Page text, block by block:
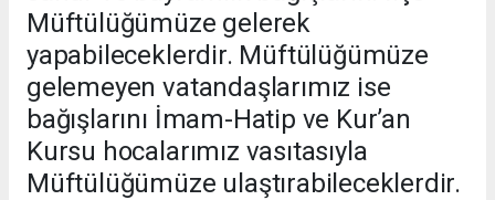
Müftülüğümüze gelerek
yapabileceklerdir. Müftülüğümüze
gelemeyen vatandaşlarımız ise
bağışlarını İmam-Hatip ve Kur’an
Kursu hocalarımız vasıtasıyla
Müftülüğümüze ulaştırabileceklerdir.